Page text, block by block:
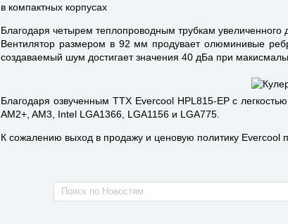
в компактных корпусах
Благодаря четырем теплопроводным трубкам
Вентилятор размером в 92 мм продувает олюминивые
создаваемый шум достигает значения 40 дБа при
Благодаря озвученным ТТХ Evercool HPL815-EP с
AM2+, AM3, Intel LGA1366, LGA1156 и LGA775.
К сожалению выход в продажу и ценовую политику Evercool